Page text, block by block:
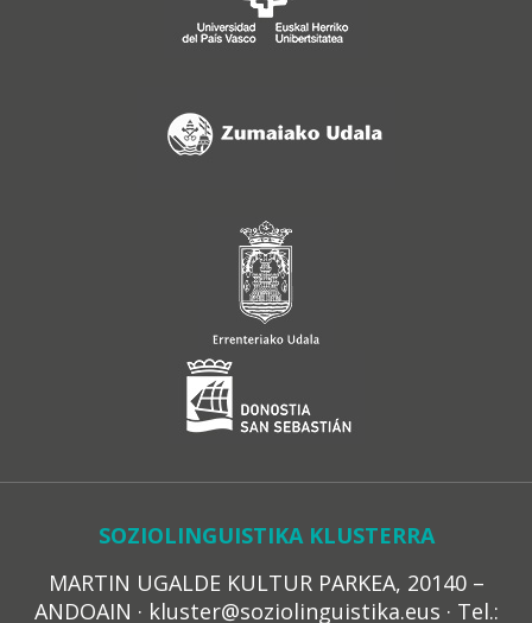
SOZIOLINGUISTIKA KLUSTERRA
MARTIN UGALDE KULTUR PARKEA, 20140 –
ANDOAIN · kluster@soziolinguistika.eus · Tel.: